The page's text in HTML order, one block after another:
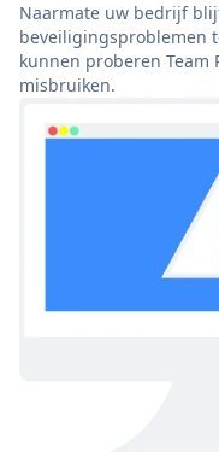
Naarmate uw bedrijf
beveiligingsproblemen
kunnen proberen Team
misbruiken.